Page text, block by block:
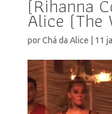
Alice (The
porChá da Alice 11